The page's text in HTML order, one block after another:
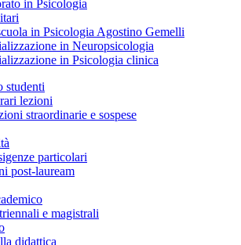
in Psicologia
in Psicologia Agostino Gemelli
in Neuropsicologia
in Psicologia clinica
studenti
lezioni
straordinarie e sospese
particolari
post-lauream
e magistrali
didattica